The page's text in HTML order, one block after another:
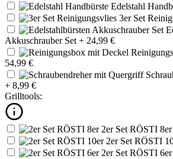
Edelstahl
3er Set
Akkuschrauber Set + 24,99 €
54,99 €
+ 8,99 €
Grilltools:
2er Set RÖSTI 8er
2er Set RÖSTI
2er Set RÖSTI 6er